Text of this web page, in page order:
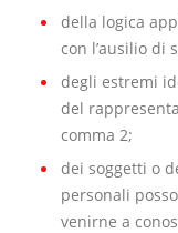
della logica
con l’ausilio di
degli estremi
del
comma 2;
dei soggetti o
personali
venirne a